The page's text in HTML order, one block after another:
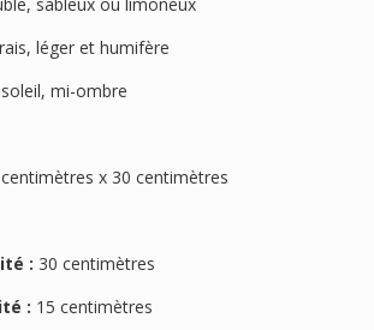
léger et humifère
mi-ombre
x 30 centimètres
: 30 centimètres
: 15 centimètres